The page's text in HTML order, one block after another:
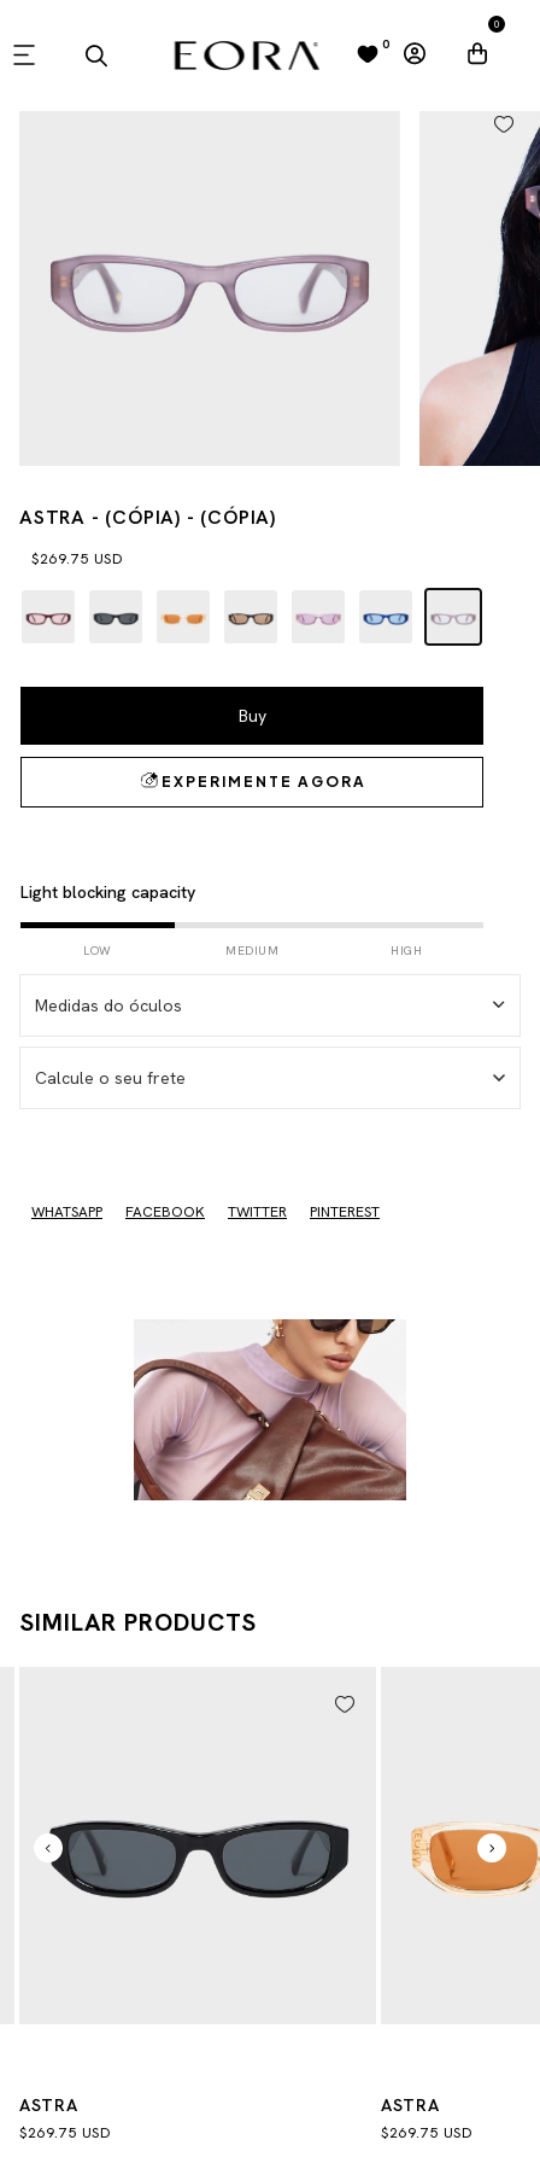
0
0
ASTRA - (CÓPIA) - (CÓPIA)
$269.75 USD
Light blocking capacity
LOW MEDIUM HIGH
Medidas do óculos
Calcule o seu frete
WHATSAPP
FACEBOOK TWITTER PINTEREST
SIMILAR PRODUCTS
ASTRA
$269.75 USD
ASTRA
$269.75 USD